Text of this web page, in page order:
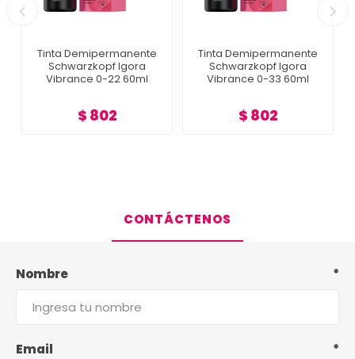
Tinta Demipermanente
Schwarzkopf Igora
Vibrance 0-22 60ml
$ 802
Tinta Demipermanente
Schwarzkopf Igora
Vibrance 0-33 60ml
$ 802
CONTÁCTENOS
Nombre *
Email *